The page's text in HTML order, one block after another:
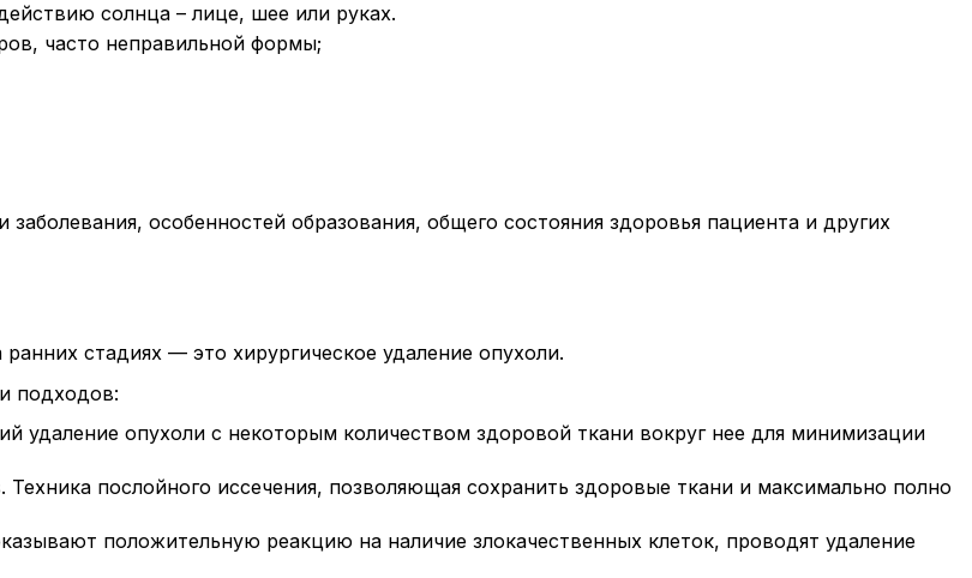
солнца – лице, шее или руках.
часто неправильной формы;
особенностей образования, общего состояния здоровья пациента и других
стадиях — это хирургическое удаление опухоли.
подходов:
удаление опухоли с некоторым количеством здоровой ткани вокруг нее для минимизации
послойного иссечения, позволяющая сохранить здоровые ткани и максимально полно
положительную реакцию на наличие злокачественных клеток, проводят удаление